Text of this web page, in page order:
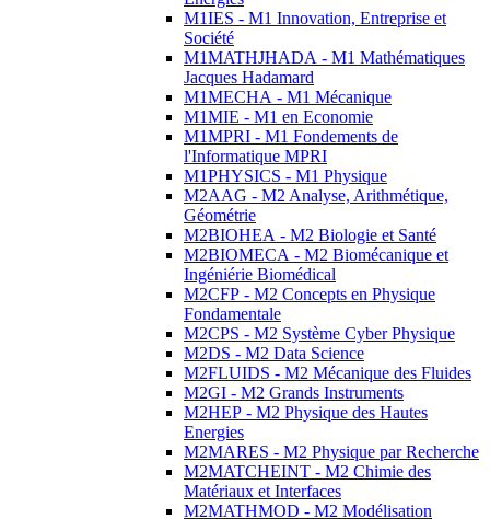
M1IES - M1 Innovation, Entreprise et
Société
M1MATHJHADA - M1 Mathématiques
Jacques Hadamard
M1MECHA - M1 Mécanique
M1MIE - M1 en Economie
M1MPRI - M1 Fondements de
l'Informatique MPRI
M1PHYSICS - M1 Physique
M2AAG - M2 Analyse, Arithmétique,
Géométrie
M2BIOHEA - M2 Biologie et Santé
M2BIOMECA - M2 Biomécanique et
Ingéniérie Biomédical
M2CFP - M2 Concepts en Physique
Fondamentale
M2CPS - M2 Système Cyber Physique
M2DS - M2 Data Science
M2FLUIDS - M2 Mécanique des Fluides
M2GI - M2 Grands Instruments
M2HEP - M2 Physique des Hautes
Energies
M2MARES - M2 Physique par Recherche
M2MATCHEINT - M2 Chimie des
Matériaux et Interfaces
M2MATHMOD - M2 Modélisation